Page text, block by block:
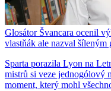
Glosátor Švancara ocenil
vlastňák ale nazval šíleným
Sparta porazila Lyon na
mistrů si veze jednogólový
moment, který mohl